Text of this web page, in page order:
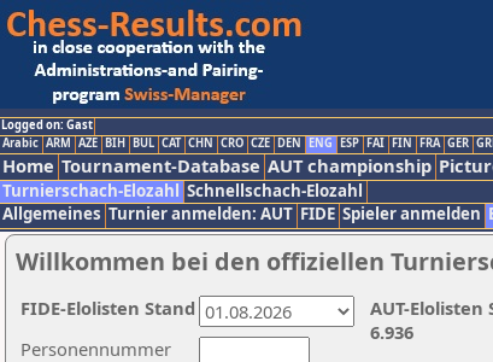
Logged on: Gast
Arabic ARM AZE BIH BUL CAT CHN CRO CZE DEN ENG ESP FAI FIN FRA GER
Home Tournament-Database AUT championship
Turnierschach-Elozahl Schnellschach-Elozahl
Allgemeines Turnier anmelden: AUT FIDE Spieler anmelden
Willkommen bei den offiziellen
Personennummer
AUT-Elolisten
6.936
FIDE-Elolisten Stand